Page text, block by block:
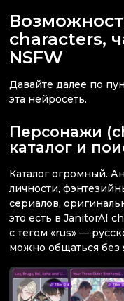
characters,
NSFW
Давайте далее по
эта нейросеть.
Персонажи
каталог и
Каталог огромный.
личности,
сериалов,
это есть в JanitorAI
с тегом «rus» —
можно общаться без